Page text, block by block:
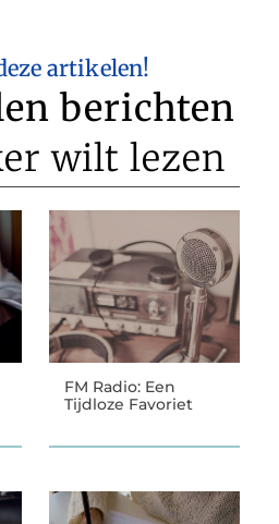
artikelen!
berichten
wilt lezen
FM Radio: Een
Tijdloze Favoriet